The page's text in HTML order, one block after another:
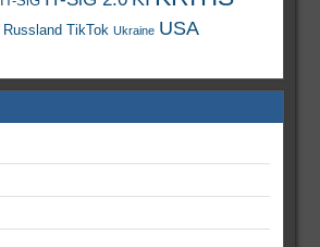
Russland TikTok Ukraine USA